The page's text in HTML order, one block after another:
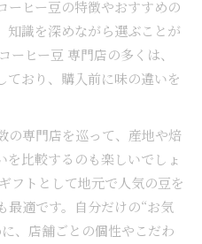
ーヒー豆の特徴やおすすめの
知識を深めながら選ぶことが
ーヒー豆 専門店の多くは、
ており、購入前に味の違いを
の専門店を巡って、産地や焙
比較するのも楽しいでしょ
フトとして地元で人気の豆を
最適です。自分だけの“お気
、店舗ごとの個性やこだわ